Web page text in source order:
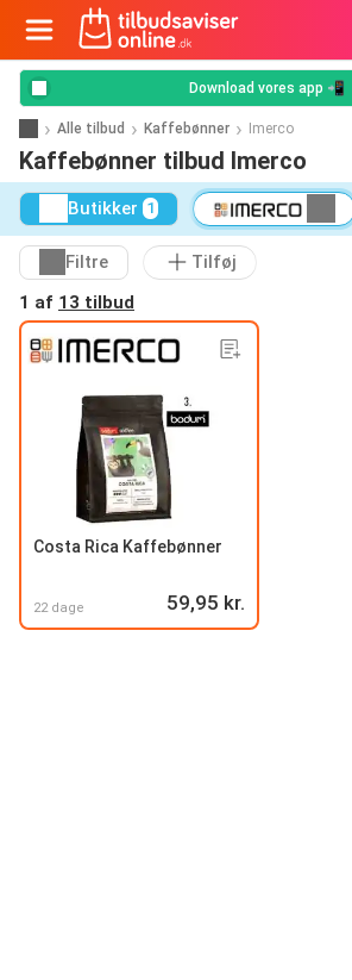
Download vores app 📲
Alle tilbud Kaffebønner Imerco
Kaffebønner tilbud Imerco
Butikker 1
Filtre
Tilføj
1 af 13 tilbud
Costa Rica Kaffebønner
22 dage 59,95 kr.